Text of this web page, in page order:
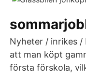
Nyheter / inrikes /
att man köpt
första förskola,